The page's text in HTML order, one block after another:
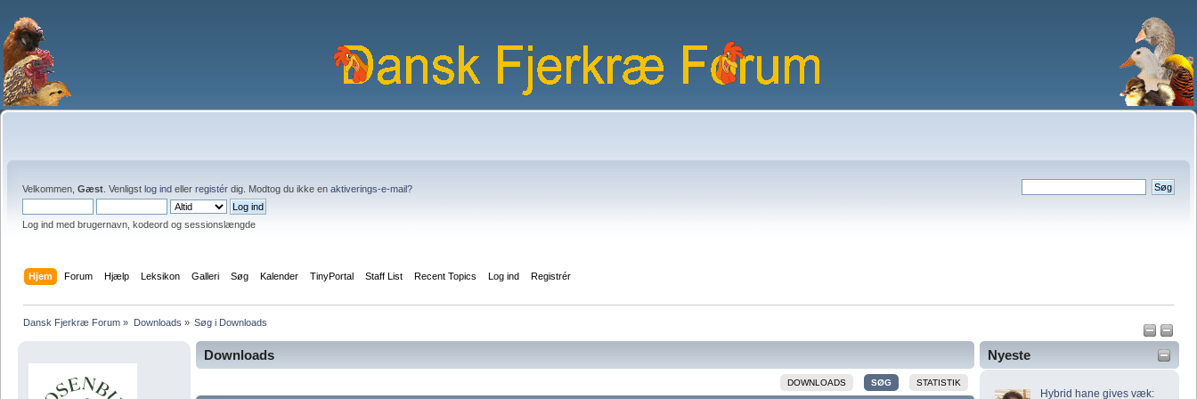
Velkommen, Gæst . Venligst log ind eller registér dig. Modtog du ikke en aktiverings-e-mail?
Log ind med brugernavn, kodeord og sessionslængde
Hjem Forum Hjælp Leksikon Galleri Søg Kalender TinyPortal Staff List Recent Topics Log ind Registrér
Dansk Fjerkræ Forum » Downloads » Søg i Downloads
Nyeste
Hybrid hane gives væk:
Downloads
DOWNLOADS SØG STATISTIK